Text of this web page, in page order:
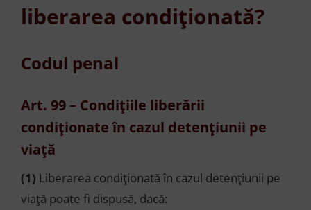
liberarea condiționată?
Codul penal
Art. 99 – Condițiile liberării
condiționate în cazul detențiunii pe
viață
(1) Liberarea condiționată în cazul detențiunii pe
viață poate fi dispusă, dacă: